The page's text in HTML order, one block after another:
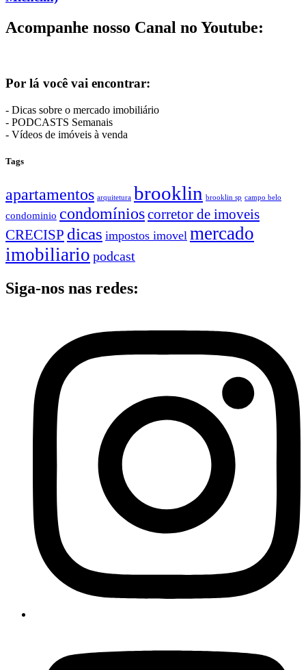
Acompanhe nosso Canal no Youtube:
Por lá você vai encontrar:
- Dicas sobre o mercado imobiliário
- PODCASTS Semanais
- Vídeos de imóveis à venda
Tags
apartamentos arquitetura brooklin brooklin sp campo belo
condominio condomínioscorretor de imoveis
CRECISP dicas impostos imovel mercado
imobiliario podcast
Siga-nos nas redes: